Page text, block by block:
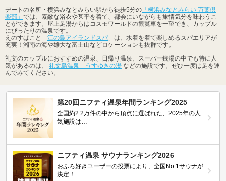
デートの名所・横浜みなとみらい駅から徒歩5分の 「横浜みなとみらい 万葉倶
楽部」 では、素敵な浴衣や甚平を着て、都会にいながらも旅情気分を味わうこ
とができます。屋上足湯からはコスモワールドの観覧車を一望でき、カップル
にぴったりの温泉です。
えのすぱこと「 江の島アイランドスパ 」は、水着を着て楽しめるスパエリアが
充実！湘南の海や雄大な富士山などロケーションも抜群です。
礼文のカップルにおすすめの温泉、日帰り温泉、スーパー銭湯の中でも特に人
気があるのは、 礼文島温泉 うすゆきの湯 などの施設です。ぜひ一度は足を運
んでみてください。
第20回ニフティ温泉年間ランキング2025
全国約2.2万件の中から頂点に選ばれた、2025年の人
気施設は…
ニフティ温泉 サウナランキング2026
おふろ好きユーザーの投票により、全国No.1サウナが
決定！